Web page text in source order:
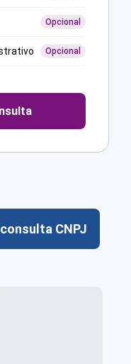
Opcional
Opcional
CNPJ